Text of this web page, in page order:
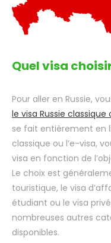
Quel visa
Pour aller en Russie,
le visa Russie classique
se fait entièrement en
classique ou l’e-visa,
visa en fonction de
Le choix est
touristique, le visa
étudiant ou le visa
nombreuses autres
disponibles.